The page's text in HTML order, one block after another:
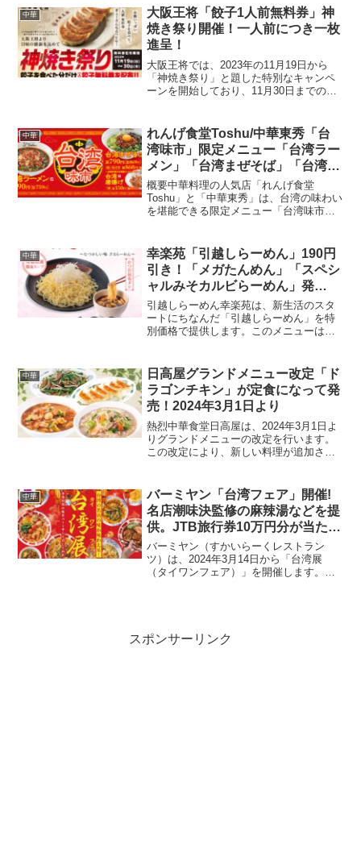
ューが多数用意されています。こちら
で、その詳細...
中華
大阪王将「餃子1人前無料券」神
焼き祭り開催！一人前につき一枚
進呈！
大阪王将では、2023年の11月19日から
「神焼き祭り」と題した特別なキャンペ
ーンを開始しており、11月30日までの期
贈呈しています。このキャンペーンは、
同店の全国の...
中華
れんげ食堂Toshu/中華東秀「台
湾味市」限定メニュー「台湾ラー
メン」「台湾まぜそば」「台湾唐
揚げ」販売！本日2024年3月27日
より
概要中華料理の人気店「れんげ食堂
Toshu」と「中華東秀」は、台湾の味わい
を堪能できる限定メニュー「台湾味市」
ン」「台湾まぜそば」「台湾唐揚げ」が
提供され、すべてテ...
中華
幸楽苑「引越しらーめん」190円
引き！「メガたんめん」「スペシ
ャルみそカルビらーめん」発
売!2024年4月15日から5月15日ま
で
引越しらーめん幸楽苑は、新生活のスタ
ートにちなんだ「引越しらーめん」を特
別価格で提供します。このメニューは、
得です。販売期間は2024年4月15日から5
月15日...
中華
日高屋グランドメニュー改定「ド
ラゴンチキン」が定食になって発
売！2024年3月1日より
熱烈中華食堂日高屋は、2024年3月1日よ
りグランドメニューの改定を行います。
この改定により、新しい料理が追加され
終了します。こちらでは、新しく追加さ
れるメニューやリニ...
中華
バーミヤン「台湾フェア」開催!
名店潮味決監修の麻辣湯などを提
供。JTB旅行券10万円分が当たる
キャンペーンも。本日2024年3月
14日から
バーミヤン（すかいらーくレストラン
ツ）は、2024年3月14日から「台湾展
（タイワンフェア）」を開催します。台
スポンサーリンク